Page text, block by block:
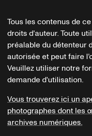
Tous les contenus de
droits d'auteur. Toute
préalable du détenteur
autorisée et peut faire
Veuillez utiliser notre
demande d'utilisation.
Vous trouverez ici un
photographes dont les
archives numériques.